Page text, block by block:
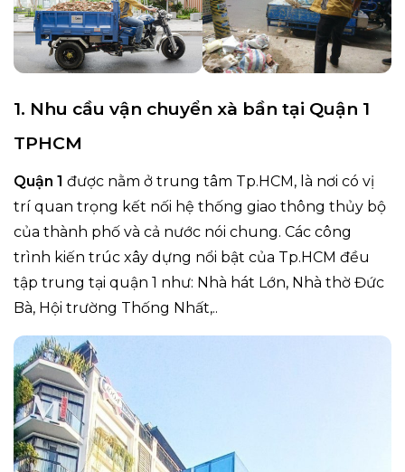
1. Nhu cầu vận chuyển xà bần tại Quận 1
TPHCM
Quận 1 được nằm ở trung tâm Tp.HCM, là nơi có vị
trí quan trọng kết nối hệ thống giao thông thủy bộ
của thành phố và cả nước nói chung. Các công
trình kiến trúc xây dựng nổi bật của Tp.HCM đều
tập trung tại quận 1 như: Nhà hát Lớn, Nhà thờ Đức
Bà, Hội trường Thống Nhất,..